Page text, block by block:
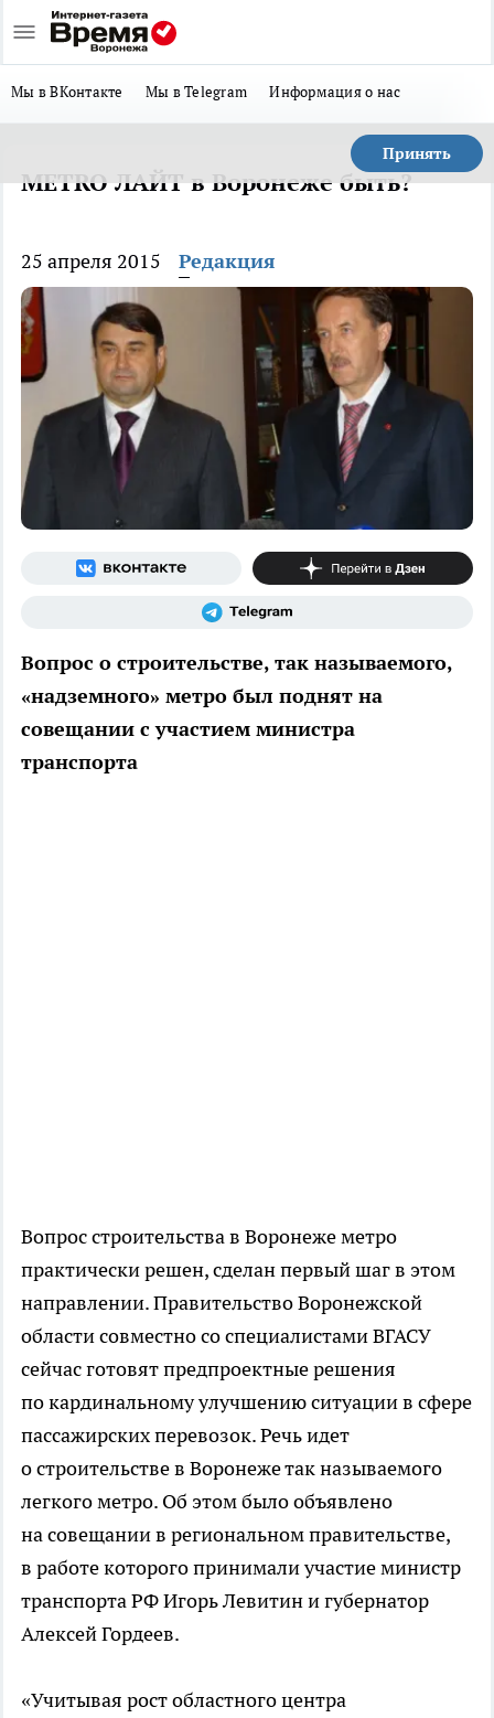
Мы в ВКонтакте Мы в Telegram Информация о нас
Принять
METRO ЛАЙТ в Воронеже быть?
25 апреля 2015 Редакция
Вопрос о строительстве, так называемого,
«надземного» метро был поднят на
совещании с участием министра
транспорта
Вопрос строительства в Воронеже метро
практически решен, сделан первый шаг в этом
направлении. Правительство Воронежской
области совместно со специалистами ВГАСУ
сейчас готовят предпроектные решения
по кардинальному улучшению ситуации в сфере
пассажирских перевозок. Речь идет
о строительстве в Воронеже так называемого
легкого метро. Об этом было объявлено
на совещании в региональном правительстве,
в работе которого принимали участие министр
транспорта РФ Игорь Левитин и губернатор
Алексей Гордеев.
«Учитывая рост областного центра